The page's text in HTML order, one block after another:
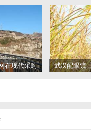
在现代采购
武汉配眼镜